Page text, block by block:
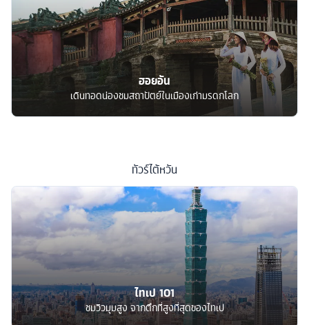
ฮอยอัน
เดินทอดน่องชมสถาปัตย์ในเมืองเก่ามรดกโลก
ทัวร์ไต้หวัน
ไทเป 101
ชมวิวมุมสูง จากตึกที่สูงที่สุดของไทเป